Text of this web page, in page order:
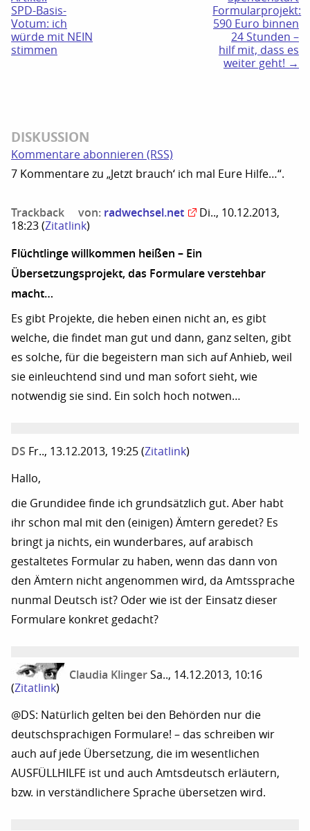
SPD-Basis-
Votum: ich
würde mit NEIN
stimmen
Formularprojekt:
590 Euro binnen
24 Stunden –
hilf mit, dass es
weiter geht! →
DISKUSSION
Kommentare abonnieren (RSS)
7 Kommentare zu „Jetzt brauch‘ ich mal Eure Hilfe…“.
Trackback von: radwechsel.net
Di.., 10.12.2013,
18:23 (Zitatlink)
Flüchtlinge willkommen heißen – Ein
Übersetzungsprojekt, das Formulare verstehbar
macht…
Es gibt Projekte, die heben einen nicht an, es gibt
welche, die findet man gut und dann, ganz selten, gibt
es solche, für die begeistern man sich auf Anhieb, weil
sie einleuchtend sind und man sofort sieht, wie
notwendig sie sind. Ein solch hoch notwen…
DS Fr.., 13.12.2013, 19:25 (Zitatlink)
Hallo,
die Grundidee finde ich grundsätzlich gut. Aber habt
ihr schon mal mit den (einigen) Ämtern geredet? Es
bringt ja nichts, ein wunderbares, auf arabisch
gestaltetes Formular zu haben, wenn das dann von
den Ämtern nicht angenommen wird, da Amtssprache
nunmal Deutsch ist? Oder wie ist der Einsatz dieser
Formulare konkret gedacht?
Claudia Klinger Sa.., 14.12.2013, 10:16
(Zitatlink)
@DS: Natürlich gelten bei den Behörden nur die
deutschsprachigen Formulare! – das schreiben wir
auch auf jede Übersetzung, die im wesentlichen
AUSFÜLLHILFE ist und auch Amtsdeutsch erläutern,
bzw. in verständlichere Sprache übersetzen wird.